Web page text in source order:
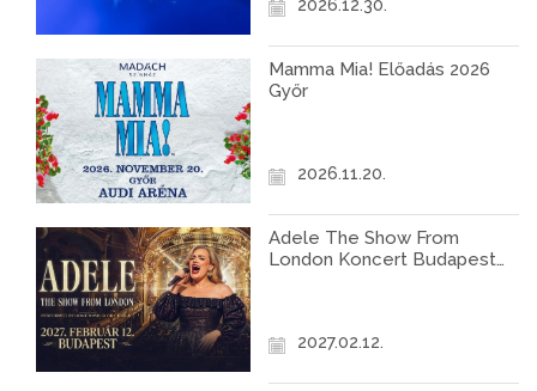
2026.12.30.
Mamma Mia! Előadás 2026
Győr
2026.11.20.
Adele The Show From
London Koncert Budapest
2027.02.12.